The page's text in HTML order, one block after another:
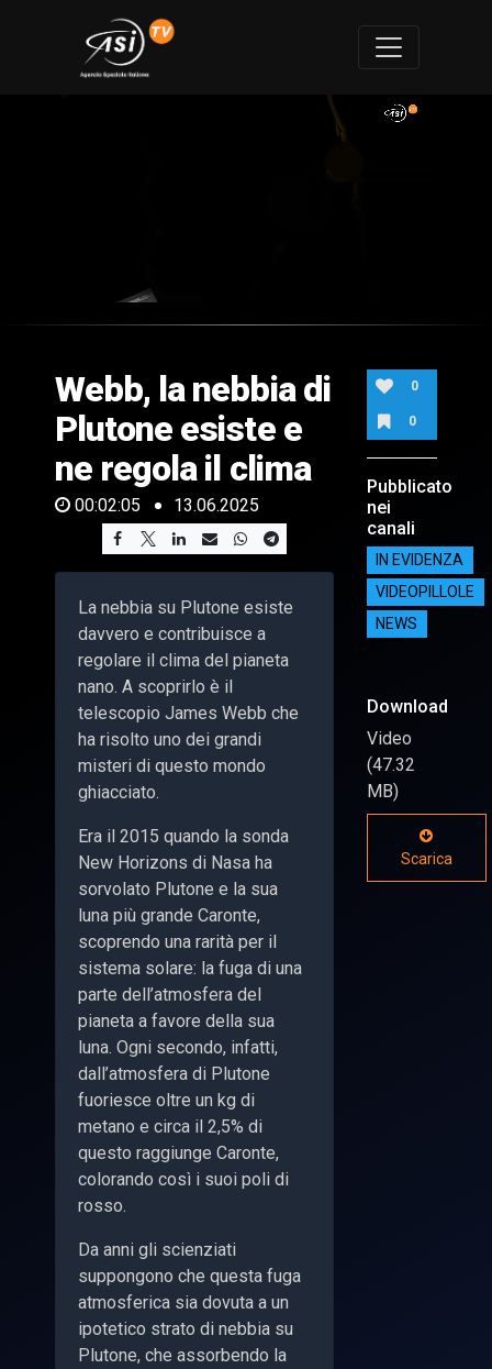
of
5
seconds
Webb, la nebbia di
Plutone esiste e
ne regola il clima
00:02:05 13.06.2025
La nebbia su Plutone esiste
davvero e contribuisce a
regolare il clima del pianeta
nano. A scoprirlo è il
telescopio James Webb che
ha risolto uno dei grandi
misteri di questo mondo
ghiacciato.
Era il 2015 quando la sonda
New Horizons di Nasa ha
sorvolato Plutone e la sua
luna più grande Caronte,
scoprendo una rarità per il
sistema solare: la fuga di una
parte dell’atmosfera del
pianeta a favore della sua
luna. Ogni secondo, infatti,
dall’atmosfera di Plutone
fuoriesce oltre un kg di
metano e circa il 2,5% di
questo raggiunge Caronte,
colorando così i suoi poli di
rosso.
Da anni gli scienziati
suppongono che questa fuga
atmosferica sia dovuta a un
ipotetico strato di nebbia su
Plutone, che assorbendo la
0
0
Pubblicato
nei
canali
IN EVIDENZA
VIDEOPILLOLE
NEWS
Download
Video
(47.32
MB)
Scarica